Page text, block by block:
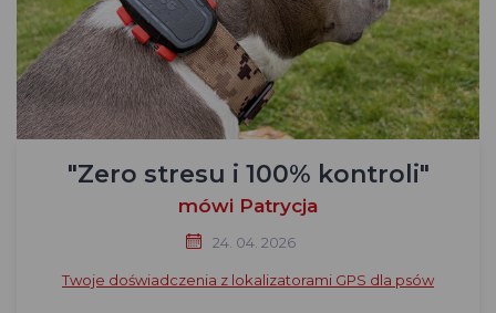
"Zero stresu i 100% kontroli"
mówi Patrycja
24. 04. 2026
Twoje doświadczenia z lokalizatorami GPS dla psów